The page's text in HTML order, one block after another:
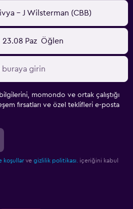
- J Wilsterman (CBB)
23.08 Paz Öğlen
momondo ve ortak çalıştığı
fırsatları ve özel teklifleri e-posta
koşullar ve gizlilik politikası. içeriğini kabul